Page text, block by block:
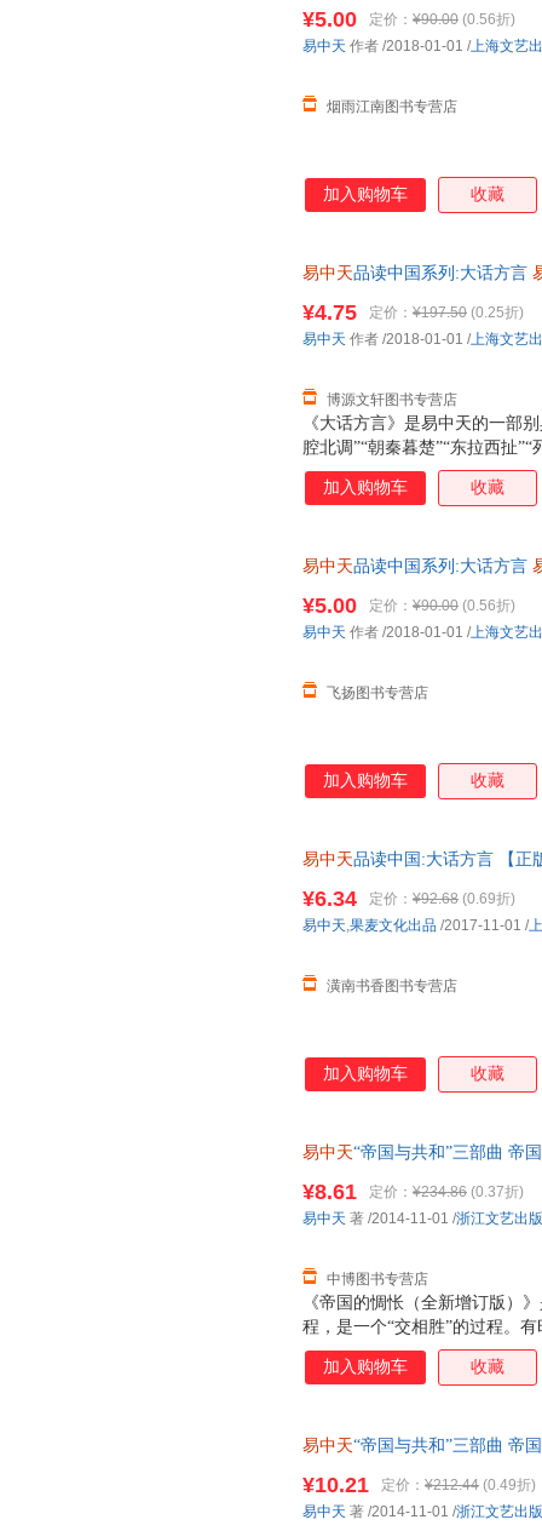
¥5.00 定价： ¥90.00 (0.56折)
烟雨江南图书专营店
易中天 作者 /2018-01-01 /上海文艺
加入购物车 收藏
易中天品读中国系列:大话方言
《大话方言》是易中天的一部
腔北调”“朝秦暮楚”“东拉西扯
对中国各地方言文化进行全面
内容穿古越今、走州过省，追
¥4.75 定价： ¥197.50 (0.25折)
博源文轩图书专营店
易中天 作者 /2018-01-01 /上海文艺
加入购物车 收藏
易中天品读中国系列:大话方言
¥5.00 定价： ¥90.00 (0.56折)
飞扬图书专营店
易中天 作者 /2018-01-01 /上海文艺
加入购物车 收藏
易中天品读中国:大话方言 【正
¥6.34 定价： ¥92.68 (0.69折)
潢南书香图书专营店
易中天,果麦文化出品 /2017-11-01 /
加入购物车 收藏
易中天“帝国与共和”三部曲 帝
换】
《帝国的惆怅（全新增订版）
程，是一个“交相胜”的过程。
麻烦仅仅在于，人家比我们强
黄花。这才让人惆怅。惆怅，
失，包括汉唐盛世之辉煌，鸦
是有利有弊。没有利，就不会
终结，也一定会终结。终结之
¥8.61 定价： ¥234.86 (0.37折)
中博图书专营店
易中天 著 /2014-11-01 /浙江文艺出
加入购物车 收藏
易中天“帝国与共和”三部曲 帝
¥10.21 定价： ¥212.44 (0.49折)
易中天 著 /2014-11-01 /浙江文艺出